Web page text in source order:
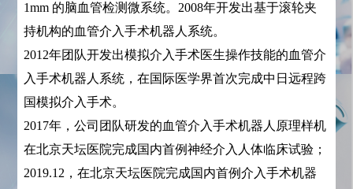
1mm 的脑血管检测微系统。2008年开发出基于滚轮夹
持机构的血管介入手术机器人系统。
2012年团队开发出模拟介入手术医生操作技能的血管介
入手术机器人系统，在国际医学界首次完成中日远程跨
国模拟介入手术。
2017年，公司团队研发的血管介入手术机器人原理样机
在北京天坛医院完成国内首例神经介入人体临床试验；
2019.12，在北京天坛医院完成国内首例介入手术机器